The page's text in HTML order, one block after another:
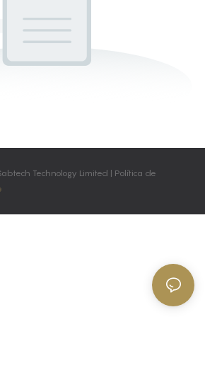
Technology Limited | Política de